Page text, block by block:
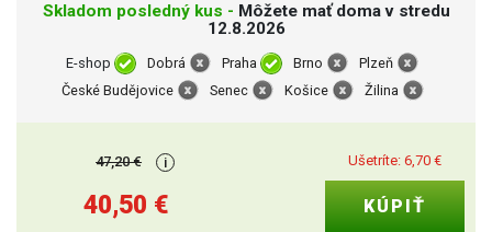
Skladom posledný kus - Môžete mať doma v stredu
12.8.2026
E-shop Dobrá Praha Brno
Plzeň
České Budějovice
Senec Košice Žilina
47,20€ i
40,50 €
Ušetríte: 6,70 €